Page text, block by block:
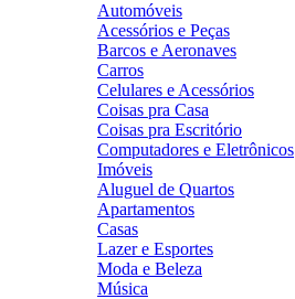
Automóveis
Acessórios e Peças
Barcos e Aeronaves
Carros
Celulares e Acessórios
Coisas pra Casa
Coisas pra Escritório
Computadores e Eletrônicos
Imóveis
Aluguel de Quartos
Apartamentos
Casas
Lazer e Esportes
Moda e Beleza
Música